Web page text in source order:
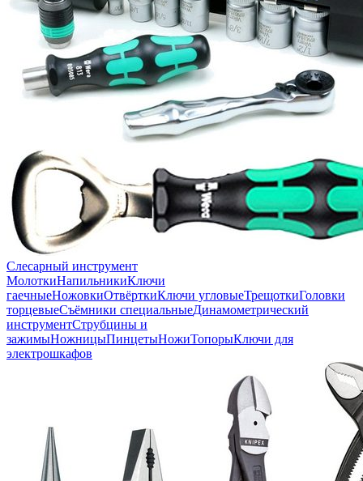
Слесарный инструмент
МолоткиНапильникиКлючи
гаечныеНожовкиОтвёрткиКлючи угловыеТрещоткиГоловки
торцевыеСъёмники специальныеДинамометрический
инструментСтрубцины и
зажимыНожницыПинцетыНожиТопорыКлючи для
электрошкафов